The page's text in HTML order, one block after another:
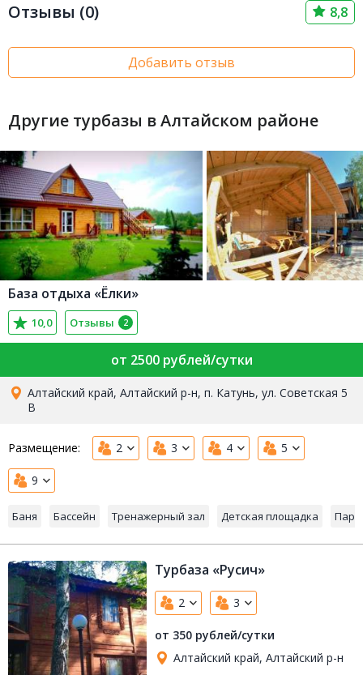
Отзывы (0) 8,8
Добавить отзыв
Другие турбазы в Алтайском районе
База отдыха «Ёлки»
10,0 Отзывы 2
от 2500 рублей/сутки
Алтайский край, Алтайский р-н, п. Катунь, ул. Советская 5
В
Размещение: 2 3 4 5
9
Баня Бассейн Тренажерный зал Детская площадка
Турбаза «Русич»
2 3
от 350 рублей/сутки
Алтайский край, Алтайский р-н